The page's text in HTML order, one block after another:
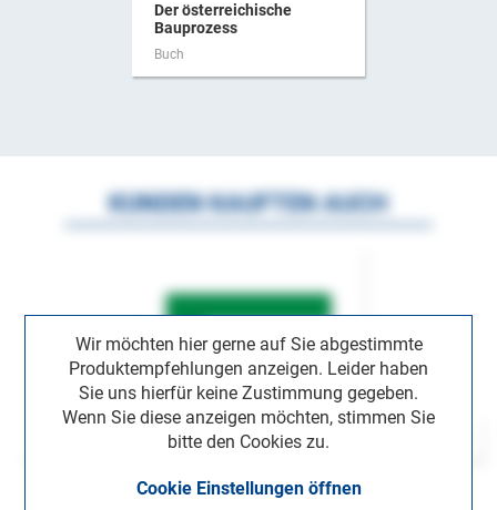
Der österreichische
Bauprozess
Buch
Wir möchten hier gerne auf Sie abgestimmte
Produktempfehlungen anzeigen. Leider haben
Sie uns hierfür keine Zustimmung gegeben.
Wenn Sie diese anzeigen möchten, stimmen Sie
bitte den Cookies zu.
Cookie Einstellungen öffnen
KUNDEN KAUFTEN AUCH